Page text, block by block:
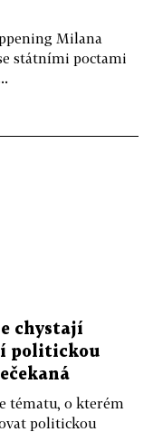
Milana
státními poctami
chystají
politickou
tématu, o kterém
politickou